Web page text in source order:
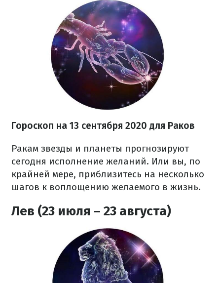
Гороскоп на 13 сентября 2020 для Раков
Ракам звезды и планеты прогнозируют
сегодня исполнение желаний. Или вы, по
крайней мере, приблизитесь на несколько
шагов к воплощению желаемого в жизнь.
Лев (23 июля – 23 августа)